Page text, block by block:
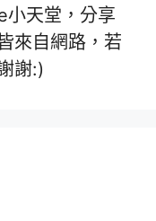
天堂，分享
來自網路，若
謝:)